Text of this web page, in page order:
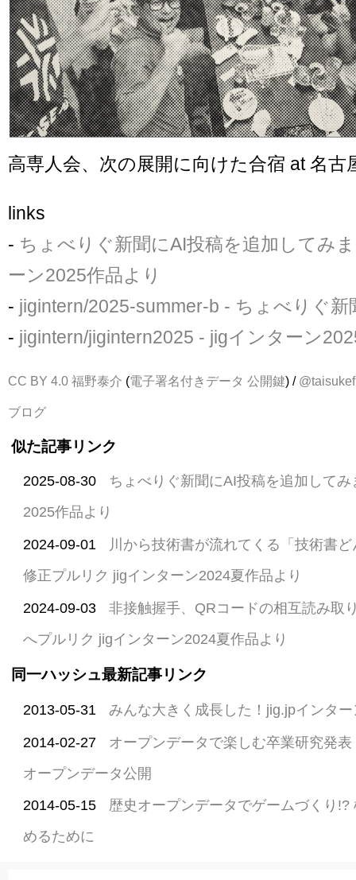
高専人会、次の展開に向けた合宿 at 名古
links
- ちょべりぐ新聞にAI投稿を追加してみ
ーン2025作品より
- jigintern/2025-summer-b - ちょべりぐ新
- jigintern/jigintern2025 - jigインターン
CC BY 4.0 福野泰介 (電子署名付きデータ 公開鍵) / @taisukef
ブログ
似た記事リンク
2025-08-30
ちょべりぐ新聞にAI投稿を追加して
2025作品より
2024-09-01
川から技術書が流れてくる「技術書
修正プルリク jigインターン2024夏作品より
2024-09-03
非接触握手、QRコードの相互読み取
へプルリク jigインターン2024夏作品より
同一ハッシュ最新記事リンク
2013-05-31 みんな大きく成長した！jig.jpインタ
2014-02-27
オープンデータで楽しむ卒業研究発
オープンデータ公開
2014-05-15
歴史オープンデータでゲームづくり!?
めるために